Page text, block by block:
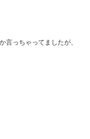
言っちゃってましたが、